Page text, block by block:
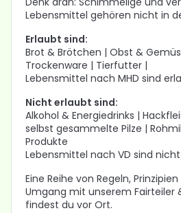
Lebensmittel gehören nicht in
Erlaubt sind:
Brot & Brötchen | Obst &
Trockenware | Tierfutter |
Lebensmittel nach MHD sind
Nicht erlaubt sind:
Alkohol & Energiedrinks |
selbst gesammelte Pilze |
Produkte
Lebensmittel nach VD sind
Eine Reihe von Regeln,
Umgang mit unserem Fairteiler
findest du vor Ort.